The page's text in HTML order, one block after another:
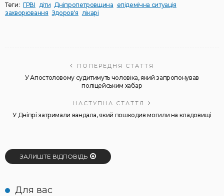
Теги: ГРВІ діти Дніпропетровщина епідемічна ситуація
захворювання Здоров'я лікарі
ПОПЕРЕДНЯ СТАТТЯ
У Апостоловому судитимуть чоловіка, який запропонував
поліцейським хабар
НАСТУПНА СТАТТЯ
У Дніпрі затримали вандала, який пошкодив могили на кладовищі
ЗАЛИШТЕ ВІДПОВІДЬ
Для вас